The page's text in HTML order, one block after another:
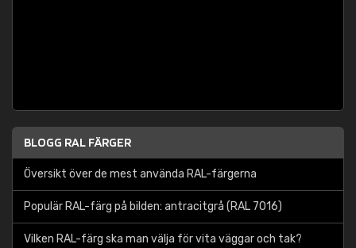
BLOGG RAL FÄRGER
Översikt över de mest använda RAL-färgerna
Populär RAL-färg på bilden: antracitgrå (RAL 7016)
Vilken RAL-färg ska man välja för vita väggar och tak?